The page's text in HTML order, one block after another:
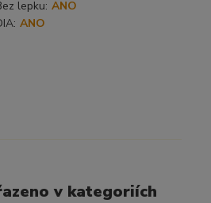
lepku: ANO
ANO
v kategoriích